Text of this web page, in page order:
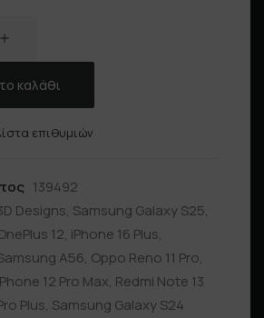
καλάθι
επιθυμιών
139492
Designs, Samsung Galaxy S25,
12, iPhone 16 Plus,
A56, Oppo Reno 11 Pro,
12 Pro Max, Redmi Note 13
Plus, Samsung Galaxy S24